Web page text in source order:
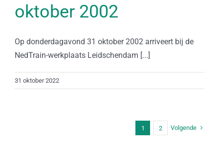
oktober 2002
Op donderdagavond 31 oktober 2002 arriveert bij de
NedTrain-werkplaats Leidschendam [...]
31 oktober 2022
1 2 Volgende